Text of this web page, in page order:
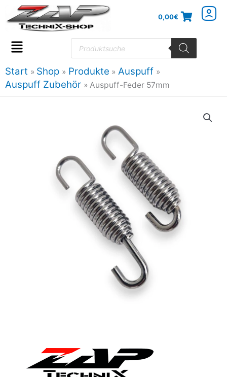
Inhalt
springen
0,00€
Flyout
Menu
Products
search
Start Shop Produkte
Auspuff
Auspuff Zubehör
Auspuff-Feder 57mm